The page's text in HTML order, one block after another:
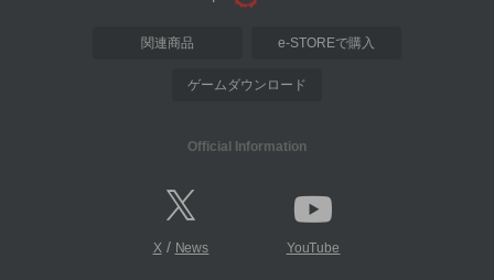
関連商品 e-STOREで購入
ゲームダウンロード
Official Information
X / News YouTube